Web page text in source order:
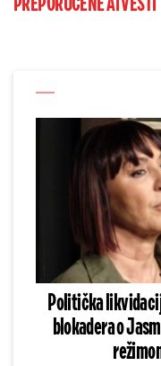
PREPORUČENE AI VESTI
Politička
blokadera o